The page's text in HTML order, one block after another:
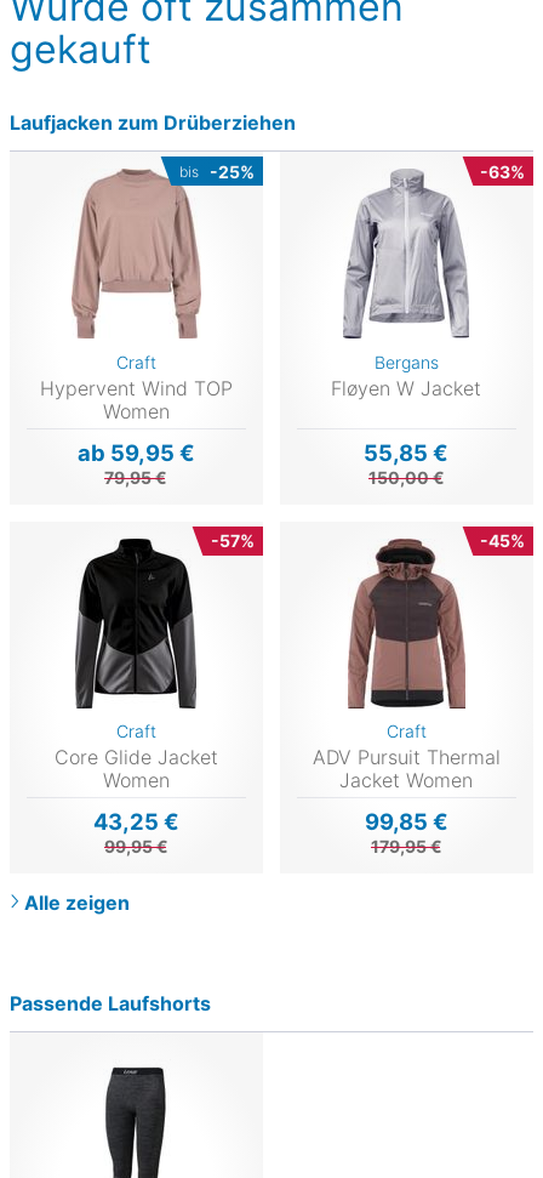
gekauft
Laufjacken zum Drüberziehen
bis -25%
Craft
Hypervent Wind TOP
Women
ab 59,95 €
79,95 €
-63%
Bergans
Fløyen W Jacket
55,85 €
150,00 €
-57%
Craft
Core Glide Jacket
Women
43,25 €
99,95 €
-45%
Craft
ADV Pursuit Thermal
Jacket Women
99,85 €
179,95 €
Alle zeigen
Passende Laufshorts